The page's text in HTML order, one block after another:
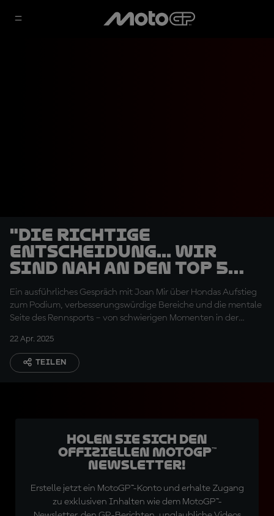
"Die richtige
Entscheidung... wir
sind nah an den Top 5
dran"
Ein ausführliches Gespräch mit Joan Mir über Hondas Aufstieg
zum Podium, verbesserungswürdige Bereiche und die mentale
Seite des Rennsports – von schwierigen Momenten in der
22 Apr. 2025
TEILEN
Holen Sie sich den
offiziellen MotoGP™
Newsletter!
Erstelle jetzt ein MotoGP™-Konto und erhalte Zugang
zu exklusiven Inhalten wie dem MotoGP™-